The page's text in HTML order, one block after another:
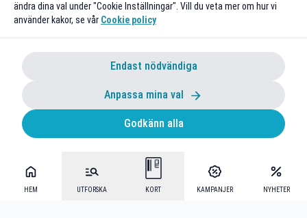
HEM UTFORSKA KORT KAMPANJER NYHETER
ändra dina val under "Cookie Inställningar". Vill du veta mer om hur vi
använder kakor, se vår Cookie policy
Endast nödvändiga
Anpassa mina val
Godkänn alla